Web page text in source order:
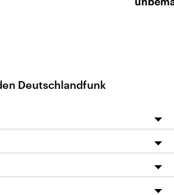
Deutschlandfunk